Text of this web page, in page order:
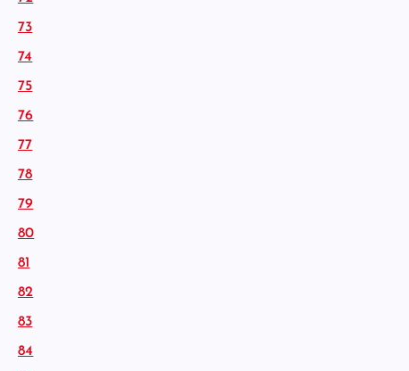
73
74
75
76
77
78
79
80
81
82
83
84